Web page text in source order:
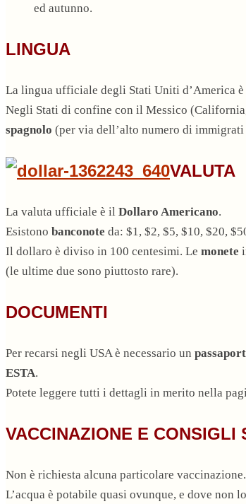
ed autunno.
LINGUA
La lingua ufficiale degli Stati Uniti d’America è
Negli Stati di confine con il Messico
spagnolo (per via dell’alto numero di immigrati
VALUTA
La valuta ufficiale è il Dollaro Americano.
Esistono banconote da: $1, $2, $5, $10, $20,
Il dollaro è diviso in 100 centesimi. Le monete
(le ultime due sono piuttosto rare).
DOCUMENTI
Per recarsi negli USA è necessario un
ESTA.
Potete leggere tutti i dettagli in merito nella
VACCINAZIONE E CONSIGLI
Non è richiesta alcuna particolare vaccinazione.
L’acqua è potabile quasi ovunque, e dove non